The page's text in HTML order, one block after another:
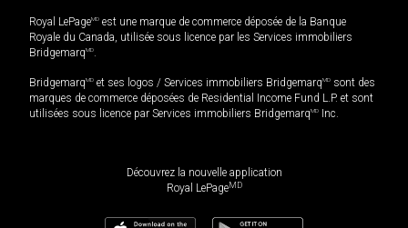
Royal LePageMD est une marque de commerce déposée de la Banque
Royale du Canada, utilisée sous licence par les Services immobiliers
BridgemarqMD.
BridgemarqMD et ses logos / Services immobiliers BridgemarqMD sont des
marques de commerce déposées de Residential Income Fund L.P. et sont
utilisées sous licence par Services immobiliers BridgemarqMD Inc.
Découvrez la nouvelle application
Royal LePageMD